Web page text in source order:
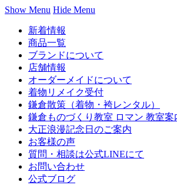
Show Menu Hide Menu
新着情報
商品一覧
ブランドについて
店舗情報
オーダーメイドについて
着物リメイク受付
鎌倉散策（着物・袴レンタル）
鎌倉ものづくり教室 ロマン 教室案
大正浪漫記念日のご案内
お客様の声
質問・相談は公式LINEにて
お問い合わせ
公式ブログ